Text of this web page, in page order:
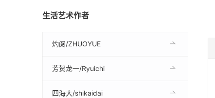
生活艺术作者
灼阅/ZHUOYUE
芳贺龙一/Ryuichi
四海大/shikaidai